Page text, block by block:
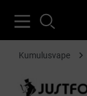
Kumulusvape